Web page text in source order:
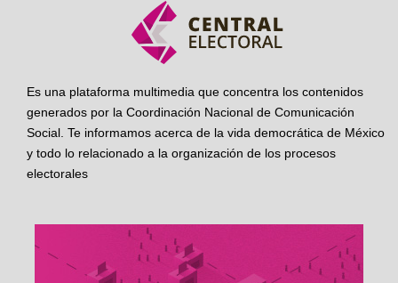
Es una plataforma multimedia que concentra los contenidos
generados por la Coordinación Nacional de Comunicación
Social. Te informamos acerca de la vida democrática de México
y todo lo relacionado a la organización de los procesos
electorales